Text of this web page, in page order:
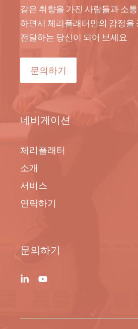
같은 취향을 가진 사람들과 소
하면서 체리플래터만의 감정을
전달하는 당신이 되어 보세요
문의하기
네비게이션
체리플래터
소개
서비스
연락하기
문의하기